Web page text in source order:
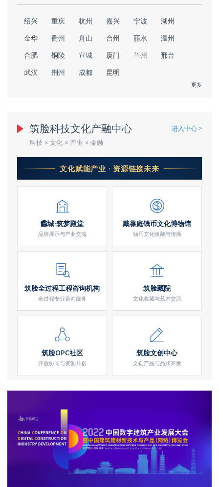
绍兴 重庆 杭州 嘉兴 宁波
湖州
金华
衢州 舟山 台州 丽水
温州
合肥
铜陵 宣城 厦门 兰州
邢台
武汉
荆州 成都 昆明
更多
筑脸科技文化产融中心
进入中心 >
科技 × 文化 × 产业 × 金融
文化赋能产业 · 资源链接未来
蠡城·筑梦殿堂
品牌展示与产业交流
戴葆庭钱币文化博物馆
钱币文化收藏与传播
筑脸全过程工程咨询机构
全过程专业咨询服务
筑脸藏院
文化收藏与艺术交流
筑脸OPC社区
开放协同与资源共创
筑脸文创中心
文创产品与品牌开发